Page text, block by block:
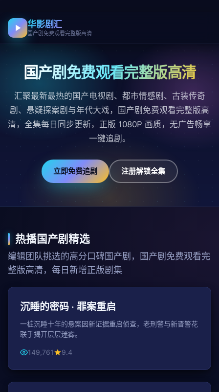
华影剧汇
国产剧免费观看完整版高清
国产剧免费观看完整版高清
汇聚最新最热的国产电视剧、都市情感剧、古装传奇
剧、悬疑探案剧与年代大戏，国产剧免费观看完整版高
清，全集每日同步更新，正版 1080P 画质，无广告畅享
一键追剧。
立即免费追剧 注册解锁全集
热播国产剧精选
编辑团队挑选的高分口碑国产剧，国产剧免费观看完
整版高清，每日新增正版剧集
悬疑
沉睡的密码 · 罪案重启
一桩沉睡十年的悬案因新证据重启侦查，老刑警与新晋警花
联手揭开层层迷雾。
149,761 9.4